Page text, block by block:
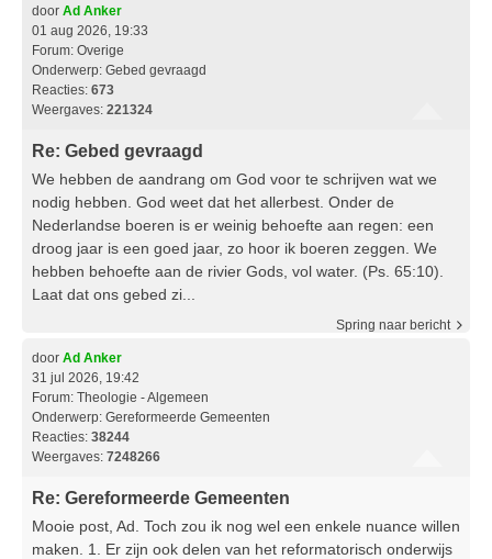
door Ad Anker
01 aug 2026, 19:33
Forum: Overige
Onderwerp: Gebed gevraagd
Reacties: 673
Weergaves: 221324
Re: Gebed gevraagd
We hebben de aandrang om God voor te schrijven wat we
nodig hebben. God weet dat het allerbest. Onder de
Nederlandse boeren is er weinig behoefte aan regen: een
droog jaar is een goed jaar, zo hoor ik boeren zeggen. We
hebben behoefte aan de rivier Gods, vol water. (Ps. 65:10).
Laat dat ons gebed zi...
Spring naar bericht
door Ad Anker
31 jul 2026, 19:42
Forum: Theologie - Algemeen
Onderwerp: Gereformeerde Gemeenten
Reacties: 38244
Weergaves: 7248266
Re: Gereformeerde Gemeenten
Mooie post, Ad. Toch zou ik nog wel een enkele nuance willen
maken. 1. Er zijn ook delen van het reformatorisch onderwijs